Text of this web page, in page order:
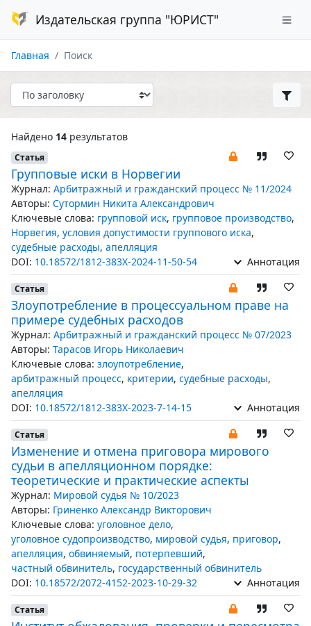
Издательская группа "ЮРИСТ"
Главная Поиск
Найдено 14 результатов
Статья
Групповые иски в Норвегии
Журнал: Арбитражный и гражданский процесс № 11/2024
Авторы: Сутормин Никита Александрович
Ключевые слова: групповой иск, групповое производство,
Норвегия, условия допустимости группового иска,
судебные расходы, апелляция
DOI: 10.18572/1812-383X-2024-11-50-54 Аннотация
Статья
Злоупотребление в процессуальном праве на
примере судебных расходов
Журнал: Арбитражный и гражданский процесс № 07/2023
Авторы: Тарасов Игорь Николаевич
Ключевые слова: злоупотребление,
арбитражный процесс, критерии, судебные расходы,
апелляция
DOI: 10.18572/1812-383X-2023-7-14-15 Аннотация
Статья
Изменение и отмена приговора мирового
судьи в апелляционном порядке:
теоретические и практические аспекты
Журнал: Мировой судья № 10/2023
Авторы: Гриненко Александр Викторович
Ключевые слова: уголовное дело,
уголовное судопроизводство, мировой судья, приговор,
апелляция, обвиняемый, потерпевший,
частный обвинитель, государственный обвинитель
DOI: 10.18572/2072-4152-2023-10-29-32 Аннотация
Статья